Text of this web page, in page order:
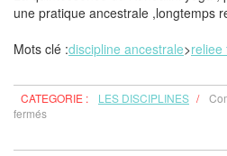
une pratique ancestrale ,longtemps
Mots clé :discipline ancestrale>reliee
CATEGORIE : LES DISCIPLINES /
ferméssur